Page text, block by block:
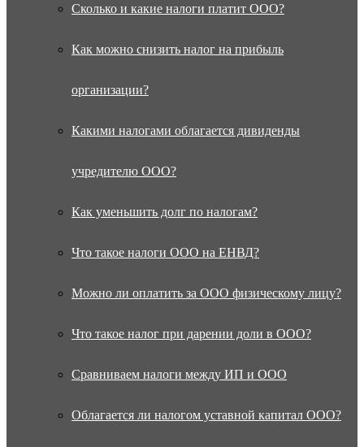
Сколько и какие налоги платит ООО?
Как можно снизить налог на прибыль
организации?
Какими налогами облагается дивиденды
учредителю ООО?
Как уменьшить долг по налогам?
Что такое налоги ООО на ЕНВД?
Можно ли оплатить за ООО физическому лицу?
Что такое налог при дарении доли в ООО?
Сравниваем налоги между ИП и ООО
Облагается ли налогом уставной капитал ООО?